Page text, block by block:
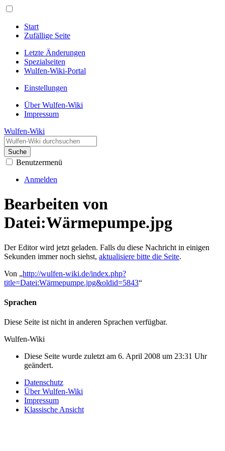
Start
Zufällige Seite
Letzte Änderungen
Spezialseiten
Wulfen-Wiki-Portal
Einstellungen
Über Wulfen-Wiki
Impressum
Wulfen-Wiki
Suche
Benutzermenü
Anmelden
Bearbeiten von
Datei:Wärmepumpe.jpg
Der Editor wird jetzt geladen. Falls du diese Nachricht in einigen
Sekunden immer noch siehst, aktualisiere bitte die Seite.
Von „http://wulfen-wiki.de/index.php?
title=Datei:Wärmepumpe.jpg&oldid=5843“
Sprachen
Diese Seite ist nicht in anderen Sprachen verfügbar.
Wulfen-Wiki
Diese Seite wurde zuletzt am 6. April 2008 um 23:31 Uhr
geändert.
Datenschutz
Über Wulfen-Wiki
Impressum
Klassische Ansicht